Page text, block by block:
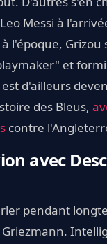
Messi à
à l'époque,
et
d'ailleurs
des Bleus,
contre
avec
pendant